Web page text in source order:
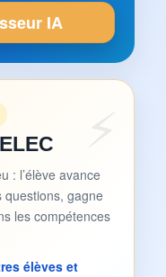
IA
: l’élève avance
gagne
les compétences
élèves et